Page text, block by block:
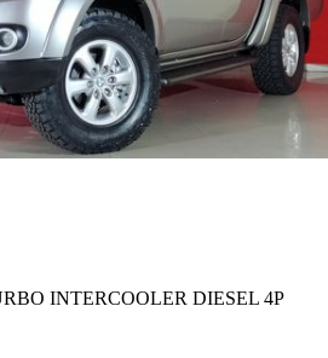
INTERCOOLER DIESEL 4P